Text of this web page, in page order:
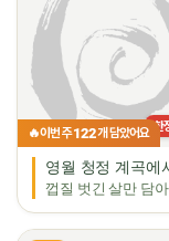
🔥이번 주122개 담았어요 한
영월 청정 계곡에
껍질 벗긴 살만 담